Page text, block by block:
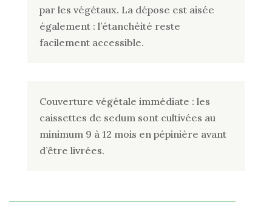
par les végétaux. La dépose est aisée
également : l’étanchéité reste
facilement accessible.
Couverture végétale immédiate : les
caissettes de sedum sont cultivées au
minimum 9 à 12 mois en pépinière avant
d’être livrées.